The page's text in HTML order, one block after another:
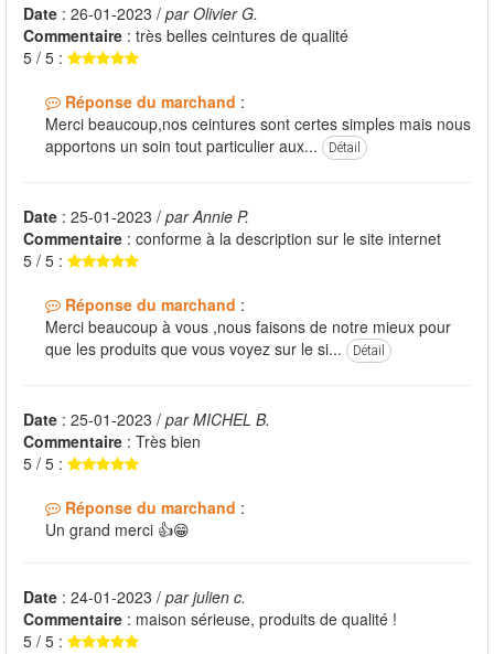
Date : 26-01-2023 / par Olivier G.
Commentaire : très belles ceintures de qualité
5 / 5 :
Réponse du marchand :
Merci beaucoup,nos ceintures sont certes simples mais nous
apportons un soin tout particulier aux...
Détail
Date : 25-01-2023 / par Annie P.
Commentaire : conforme à la description sur le site internet
5 / 5 :
Réponse du marchand :
Merci beaucoup à vous ,nous faisons de notre mieux pour
que les produits que vous voyez sur le si...
Détail
Date : 25-01-2023 / par MICHEL B.
Commentaire : Très bien
5 / 5 :
Réponse du marchand :
Un grand merci 👍😁
Date : 24-01-2023 / par julien c.
Commentaire : maison sérieuse, produits de qualité !
5 / 5 :